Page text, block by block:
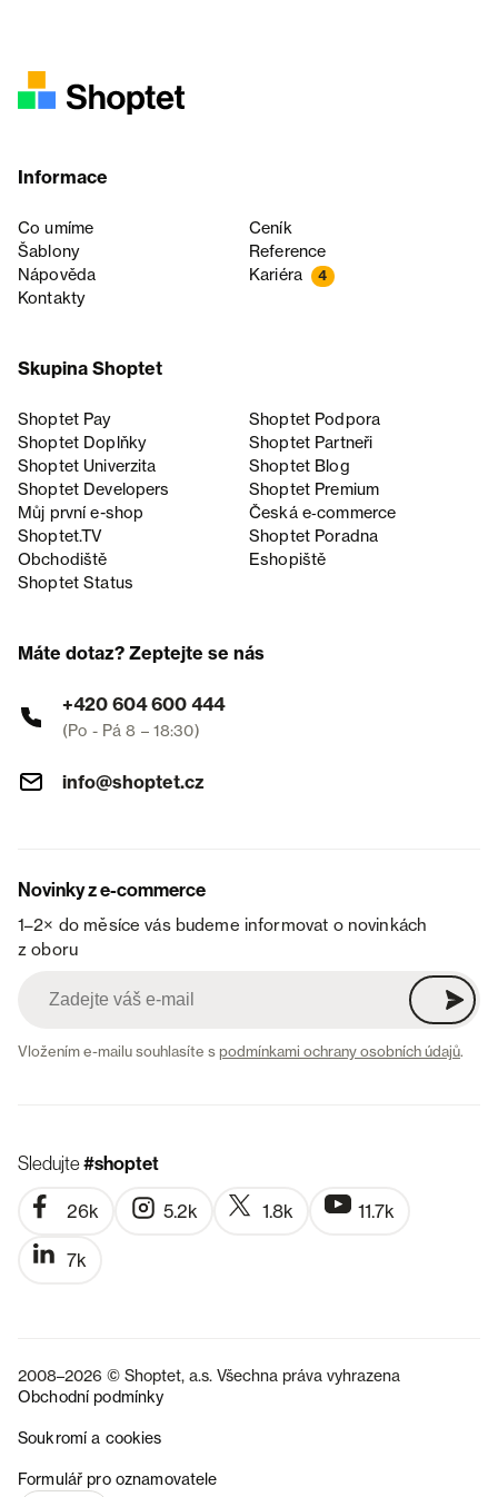
Informace
Co umíme
Ceník
Šablony
Reference
Nápověda
Kariéra 4
Kontakty
Skupina Shoptet
Shoptet Pay
Shoptet Podpora
Shoptet Doplňky
Shoptet Partneři
Shoptet Univerzita
Shoptet Blog
Shoptet Developers
Shoptet Premium
Můj první e-shop
Česká e‑commerce
Shoptet.TV
Shoptet Poradna
Obchodiště
Eshopiště
Shoptet Status
Máte dotaz? Zeptejte se nás
+420 604 600 444
(Po - Pá 8 – 18:30)
info@shoptet.cz
Novinky z e-commerce
1–2× do měsíce vás budeme informovat o novinkách
z oboru
Vložením e-mailu souhlasíte spodmínkami ochrany osobních údajů.
Sledujte#shoptet
26k 5.2k 1.8k 11.7k
7k
2008–2026 © Shoptet, a.s. Všechna práva vyhrazena
Obchodní podmínky
Soukromí a cookies
Formulář pro oznamovatele